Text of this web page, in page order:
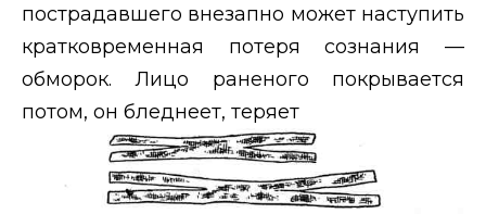
пострадавшего внезапно может наступить
кратковременная потеря сознания —
обморок. Лицо раненого покрывается
потом, он бледнеет, теряет